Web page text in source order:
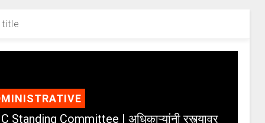
Standing Committee | अधिकाऱ्यांनी रस्त्यावर